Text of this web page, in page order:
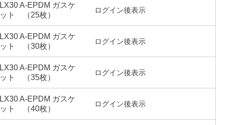
LX30 A-EPDM ガスケ
ット （25枚）
ログイン後表示
LX30 A-EPDM ガスケ
ット （30枚）
ログイン後表示
LX30 A-EPDM ガスケ
ット （35枚）
ログイン後表示
LX30 A-EPDM ガスケ
ット （40枚）
ログイン後表示